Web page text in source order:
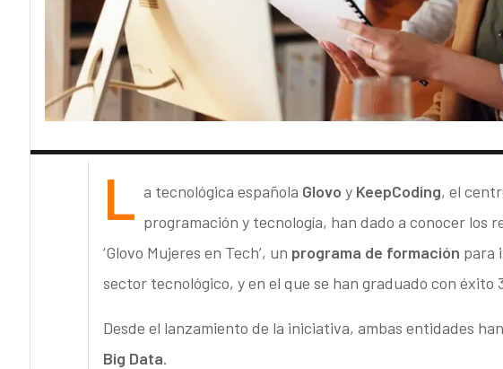
L a tecnológica española Glovo y KeepCoding, el
programación y tecnología, han dado a conocer los
‘Glovo Mujeres en Tech’, un programa de formación para
sector tecnológico, y en el que se han graduado con éxito
Desde el lanzamiento de la iniciativa, ambas entidades
Big Data.